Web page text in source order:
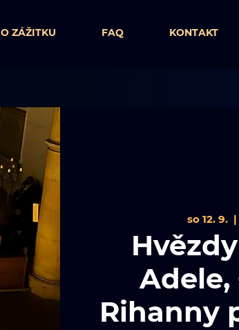
O ZÁŽITKU FAQ KONTAKT
so 12. 9.
  |
Adele,
Rihanny